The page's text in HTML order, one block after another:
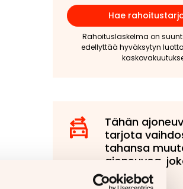
Hae
Rahoituslaskelma on
edellyttää hyväksytyn
Tähän
tarjota
tahansa
ajoneuvoa,
useampaa!